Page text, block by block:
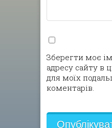
Зберегти моє
адресу сайту в
для моїх
коментарів.